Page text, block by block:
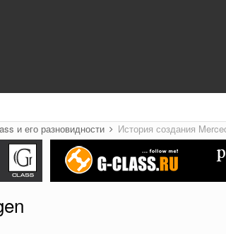
и его разновидности История создания